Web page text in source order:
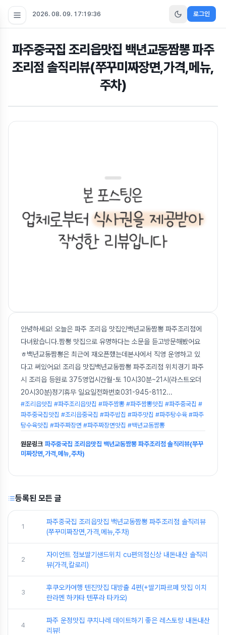
2026. 08. 09. 17:19:37 로그인
파주중국집 조리읍맛집 백년교동짬뽕 파주
조리점 솔직리뷰(쭈꾸미짜장면,가격,메뉴,
주차)
안녕하세요! 오늘은 파주 조리읍 맛집인백년교동짬뽕 파주조리점에
다녀왔습니다.짬뽕 맛집으로 유명하다는 소문을 듣고방문해봤어요
ㅎ백년교동짬뽕은 최근에 재오픈했는데본사에서 직영 운영하고 있
다고 써있어요! 조리읍 맛집백년교동짬뽕 파주조리점 위치경기 파주
시 조리읍 등원로 375영업시간월-토 10시30분~21시(라스트오더
20시30분)정기휴무 일요일전화번호031-945-8112...
#조리읍맛집 #파주조리읍맛집 #파주짬뽕 #파주짬뽕맛집 #파주중국집 #
파주중국집맛집 #조리읍중국집 #파주밥집 #파주맛집 #파주탕수육 #파주
탕수육맛집 #파주짜장면 #파주짜장면맛집 #백년교동짬뽕
원문링크 파주중국집 조리읍맛집 백년교동짬뽕 파주조리점 솔직리뷰(쭈꾸
미짜장면,가격,메뉴,주차)
등록된 모든 글
1
파주중국집 조리읍맛집 백년교동짬뽕 파주조리점 솔직리뷰
(쭈꾸미짜장면,가격,메뉴,주차)
2
자이언트 점보딸기샌드위치 cu편의점신상 내돈내산 솔직리
뷰(가격,칼로리)
3
후쿠오카여행 텐진맛집 대방출 4편(+딸기파르페 맛집 이치
란라멘 하카타 텐푸라 타카오)
4
파주 운정맛집 쿠치나레 데이트하기 좋은 레스토랑 내돈내산
리뷰!